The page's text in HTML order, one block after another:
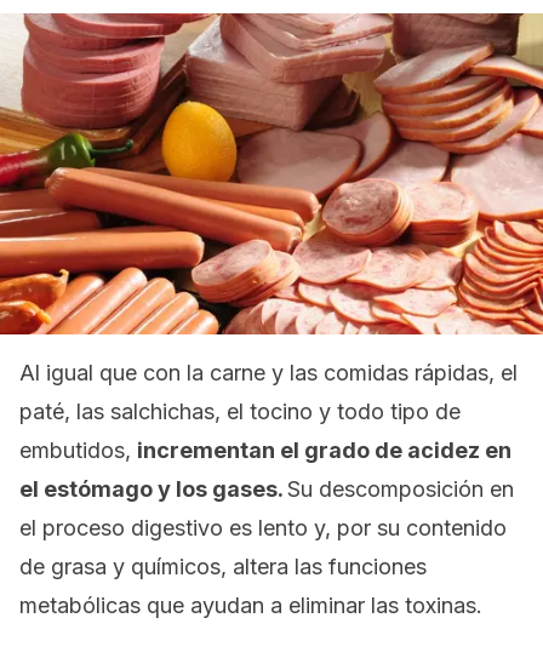
Al igual que con la carne y las comidas rápidas, el
paté, las salchichas, el tocino y todo tipo de
embutidos, incrementan el grado de acidez en
el estómago y los gases.Su descomposición en
el proceso digestivo es lento y, por su contenido
de grasa y químicos, altera las funciones
metabólicas que ayudan a eliminar las toxinas.